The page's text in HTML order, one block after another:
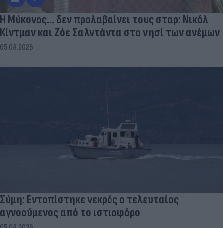
Η Μύκονος... δεν προλαβαίνει τους σταρ: Νικόλ
Κίντμαν και Ζόε Σαλντάντα στο νησί των ανέμων
05.08.2026
Σύμη: Εντοπίστηκε νεκρός ο τελευταίος
αγνοούμενος από το ιστιοφόρο